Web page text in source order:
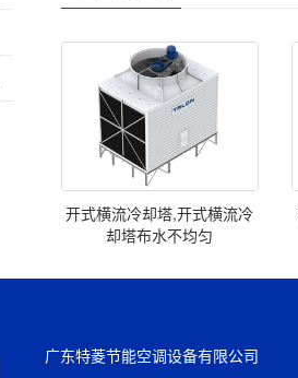
开式横流冷却塔,开式横流冷
却塔布水不均匀
广东特菱节能空调设备有限公司